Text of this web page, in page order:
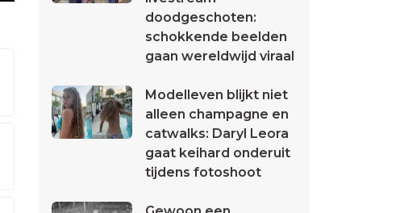
doodgeschoten:
schokkende beelden
gaan wereldwijd viraal
Modelleven blijkt niet
alleen champagne en
catwalks: Daryl Leora
gaat keihard onderuit
tijdens fotoshoot